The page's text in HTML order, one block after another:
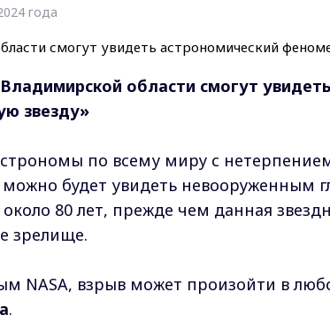
года
области смогут
звезду»
по всему миру с
будет увидеть невооруженным
80 лет, прежде чем данная
зрелище.
NASA, взрыв может произойти в
.